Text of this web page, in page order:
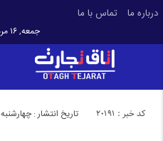
درباره ما تماس با ما
جمعه, ۱۶ مرداد , ۱۴۰۵
تاریخ انتشار : چهارشنبه 20 دسامبر 2023 - 14:48 کد خبر : 20191